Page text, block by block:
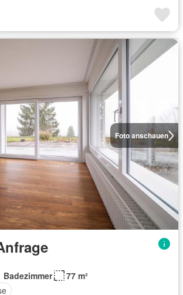
Foto anschauen
Badezimmer
77 m²